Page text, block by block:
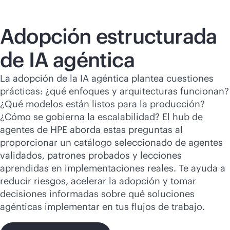
Adopción estructurada
de IA agéntica
La adopción de la IA agéntica plantea cuestiones
prácticas: ¿qué enfoques y arquitecturas funcionan?
¿Qué modelos están listos para la producción?
¿Cómo se gobierna la escalabilidad? El hub de
agentes de HPE aborda estas preguntas al
proporcionar un catálogo seleccionado de agentes
validados, patrones probados y lecciones
aprendidas en implementaciones reales. Te ayuda a
reducir riesgos, acelerar la adopción y tomar
decisiones informadas sobre qué soluciones
agénticas implementar en tus flujos de trabajo.